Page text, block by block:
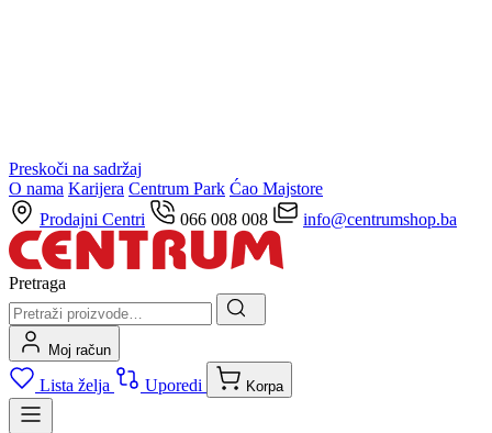
Preskoči na sadržaj
O nama Karijera Centrum Park Ćao Majstore
Prodajni Centri
066 008 008 info@centrumshop.ba
Pretraga
Moj račun
Lista želja Uporedi Korpa